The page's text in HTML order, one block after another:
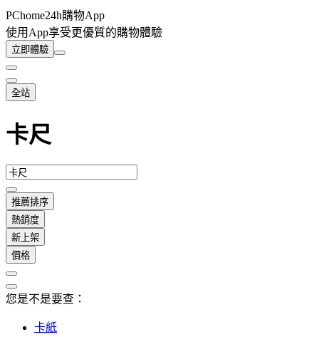
PChome24h購物App
使用App享受更優質的購物體驗
立即體驗
全站
卡尺
推薦排序
熱銷度
新上架
價格
您是不是要查：
卡紙